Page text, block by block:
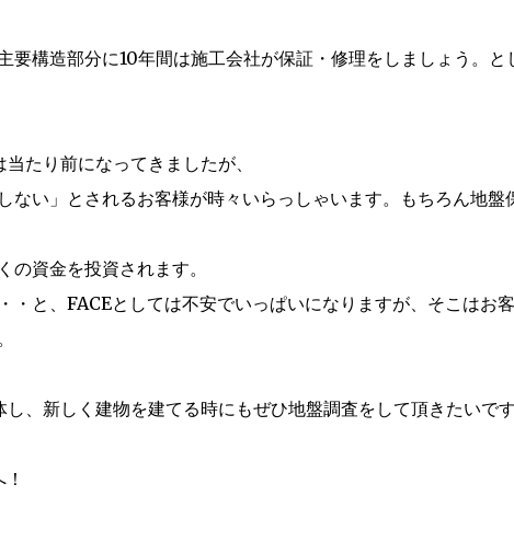
要構造部分に10年間は施工会社が保証・修理をしましょう。と
たり前になってきましたが、
ない」とされるお客様が時々いらっしゃいます。もちろん地盤
資金を投資されます。
・と、FACEとしては不安でいっぱいになりますが、そこはお
、新しく建物を建てる時にもぜひ地盤調査をして頂きたいで